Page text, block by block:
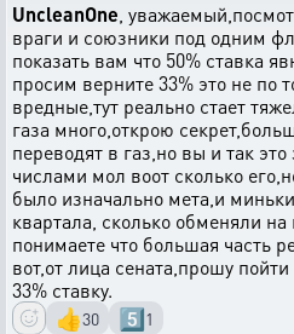
UncleanOne ,
враги и союзники под одним
показать вам что 50% ставка
просим верните 33% это не по
вредные,тут реально стает
газа много,открою
переводят в газ,но вы и так
числами мол воот сколько
было изначально мета,и
квартала, сколько обменяли
понимаете что большая часть
вот,от лица сената,прошу
33% ставку.
👍30 5️⃣1